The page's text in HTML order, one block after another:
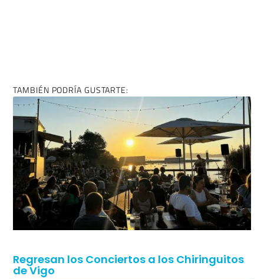
TAMBIÉN PODRÍA GUSTARTE:
Regresan los Conciertos a los Chiringuitos
de Vigo